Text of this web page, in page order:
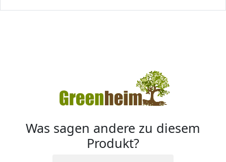
Was sagen andere zu diesem
Produkt?